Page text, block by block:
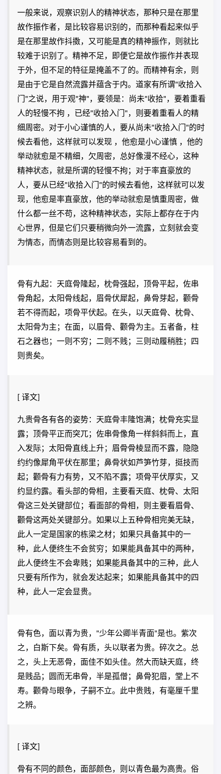
一般来说，观察识别人的精神状态，那种只是在那里
故作振作者，是比较容易识别的，而那种看起来似乎
是在那里故作抖擞，又可能是真的精神振作，则就比
较难于识别了。精神不足，即便它是故作振作并表现
于外，但不足的特征是掩盖不了的。而精神有余，则
是由于它是自然流露并蕴含于内。道家有所谓"收拾入
门"之说，用于观"神"，要领是：尚未"收拾"，要着重看
人的轻慢不拘 ，已经"收拾入门"，则要着重看人的精
细周密。对于小心谨慎的人，要从尚未"收拾入门"的时
候去看他，这样就可以发现 ，他愈是小心谨慎 ，他的
举动就愈是不精细，欠周密，总好像漫不经心，这种
精神状态，就是所谓的轻慢不拘；对于率直豪放的
人，要从已经"收拾入门"的时候去看他，这样就可以发
现，他愈是率直豪放，他的举动就愈是慎重周密，做
什么都一丝不苟，这种精神状态，实际上都存在于内
心世界，但是它们只要稍微向外一流露，立刻就会变
为情态，而情态则是比较容易看到的。
骨有九起：天庭骨隆起，枕骨强起，顶骨平起，佐串
骨角起，太阳骨线起，眉骨伏犀起，鼻骨芽起，颧骨
若不得而起，项骨平伏起。在头，以天庭骨、枕骨、
太阳骨为主；在面，以眉骨、颧骨为主。五者备，柱
石之器也；一则不穷；二则不贱；三则动履稍胜；四
则贵矣。
[ 译文]
九贵骨各有各的姿势：天庭骨丰隆饱满；枕骨充实显
露；顶骨平正而突兀；佐串骨像角一样斜斜而上，直
入发际；太阳骨直线上升；眉骨骨棱显而不露，隐隐
约约像犀角平伏在那里；鼻骨状如芦笋竹芽，挺技而
起；颧骨有力有势，又不陷不露；项骨平伏厚实，又
约显约露。看头部的骨相，主要看天庭、枕骨、太阳
骨这三处关键部位；看面部的骨相，则主要看眉骨、
颧骨这两处关键部分。如果以上五种骨相完美无缺，
此人一定是国家的栋梁之材；如果只具备其中的一
种，此人便终生不会贫穷；如果能具备其中的两种，
此人便终生不会卑贱；如果能具备其中的三种，此人
只要有所作为，就会发达起来；如果能具备其中的四
种，此人一定会显贵。
骨有色，面以青为贵，"少年公卿半青面"是也。紫次
之，白斯下矣。骨有质，头以联者为贵。碎次之。总
之，头上无恶骨，面佳不如头佳。然大而缺天庭，终
是贱品；圆而无串骨，半是孤僧；鼻骨犯眉，堂上不
寿。颧骨与眼争，子嗣不立。此中贵贱，有毫厘千里
之辨。
[ 译文]
骨有不同的颜色，面部颜色，则以青色最为高贵。俗